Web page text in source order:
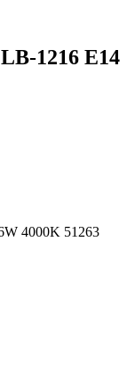
1216 E14
4000K 51263